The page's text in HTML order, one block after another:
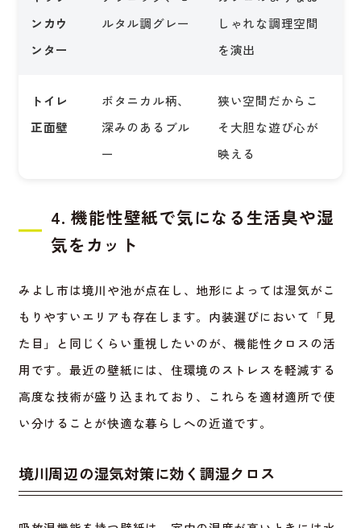
ンカウ
ンター
ルタル調グレー
しゃれな調理空間
を演出
トイレ
正面壁
ボタニカル柄、
深みのあるブル
ー
狭い空間だからこ
そ大胆な遊び心が
映える
4. 機能性壁紙で気になる生活臭や湿
気をカット
みよし市は境川や池が点在し、地形によっては湿気がこ
もりやすいエリアも存在します。内装選びにおいて「見
た目」と同じくらい重視したいのが、機能性クロスの活
用です。最近の壁紙には、住環境のストレスを軽減する
高度な技術が盛り込まれており、これらを適材適所で使
い分けることが快適な暮らしへの近道です。
境川周辺の湿気対策に効く調湿クロス